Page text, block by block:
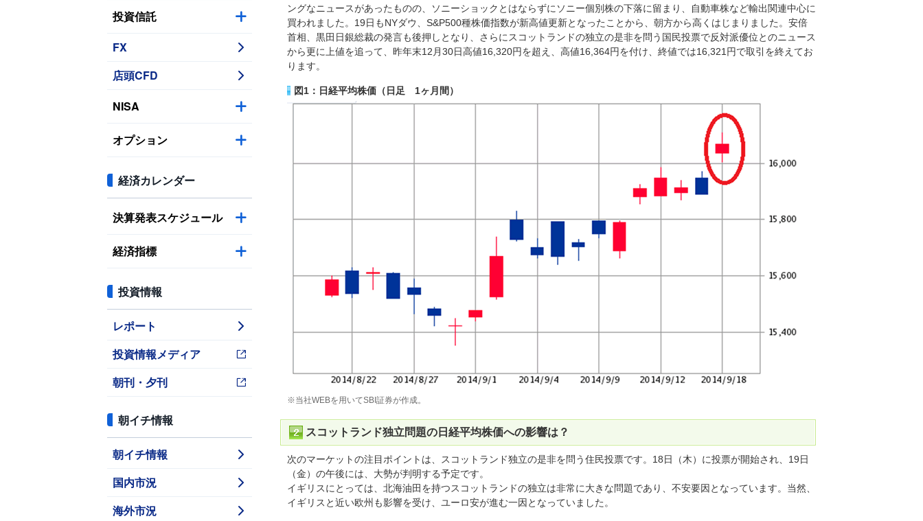
投資信託
FX
店頭CFD
NISA
オプション
経済カレンダー
決算発表スケジュール
経済指標
投資情報
レポート
投資情報メディア
朝刊・夕刊
朝イチ情報
朝イチ情報
国内市況
海外市況
ングなニュースがあったものの、ソニーショックとはならずにソニー個別株の下落に留まり、自動車株など輸出関連中心に
買われました。19日もNYダウ、S&P500種株価指数が新高値更新となったことから、朝方から高くはじまりました。安倍
首相、黒田日銀総裁の発言も後押しとなり、さらにスコットランドの独立の是非を問う国民投票で反対派優位とのニュース
から更に上値を追って、昨年末12月30日高値16,320円を超え、高値16,364円を付け、終値では16,321円で取引を終えてお
ります。
図1：日経平均株価（日足 1ヶ月間）
※当社WEBを用いてSBI証券が作成。
スコットランド独立問題の日経平均株価への影響は？
次のマーケットの注目ポイントは、スコットランド独立の是非を問う住民投票です。18日（木）に投票が開始され、19日
（金）の午後には、大勢が判明する予定です。
イギリスにとっては、北海油田を持つスコットランドの独立は非常に大きな問題であり、不安要因となっています。当然、
イギリスと近い欧州も影響を受け、ユーロ安が進む一因となっていました。